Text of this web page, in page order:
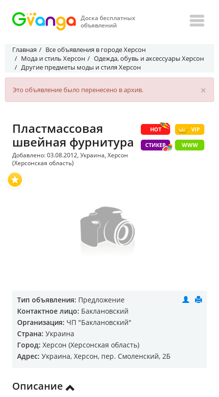
Доска бесплатных
объявлений
Главная
Все объявления в городе Херсон
Мода и стиль Херсон
Одежда, обувь и аксессуары Херсон
Другие предметы моды и стиля Херсон
×
Это объявление было перенесено в архив.
HOT VIP
СТИКЕР WWW
Пластмассовая
швейная фурнитура
Добавлено: 03.08.2012, Украина, Херсон
(Херсонская область)
Тип объявления: Предложение
Контактное лицо: Баклановский
Организация: ЧП "Баклановский"
Страна: Украина
Город: Херсон (Херсонская область)
Адрес: Украина, Херсон, пер. Смоленский, 2Б
Описание